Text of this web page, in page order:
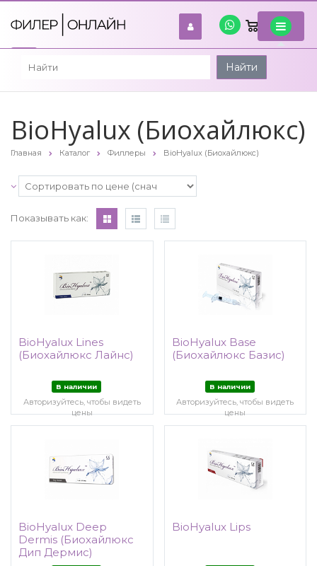
войти
Найти
BioHyalux (Биохайлюкс)
Главная Каталог Филлеры BioHyalux (Биохайлюкс)
Показывать как:
BioHyalux Lines
(Биохайлюкс Лайнс)
В наличии
Авторизуйтесь, чтобы видеть
цены
BioHyalux Base
(Биохайлюкс Базис)
В наличии
Авторизуйтесь, чтобы видеть
цены
BioHyalux Deep
Dermis (Биохайлюкс
Дип Дермис)
BioHyalux Lips